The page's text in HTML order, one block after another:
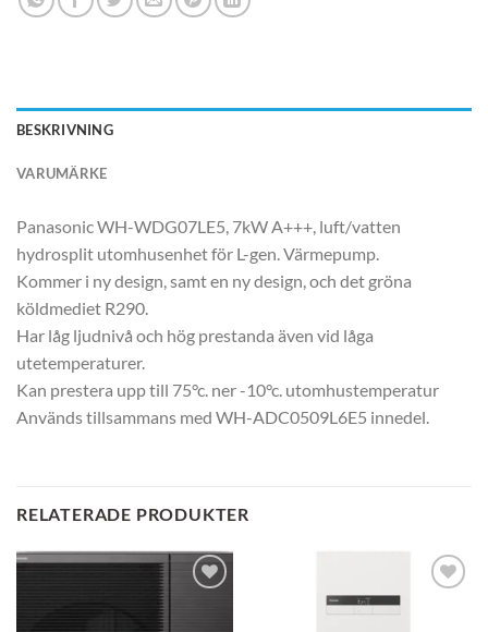
BESKRIVNING
VARUMÄRKE
Panasonic WH-WDG07LE5, 7kW A+++, luft/vatten
hydrosplit utomhusenhet för L-gen. Värmepump.
Kommer i ny design, samt en ny design, och det gröna
köldmediet R290.
Har låg ljudnivå och hög prestanda även vid låga
utetemperaturer.
Kan prestera upp till 75°c. ner -10°c. utomhustemperatur
Används tillsammans med WH-ADC0509L6E5 innedel.
RELATERADE PRODUKTER